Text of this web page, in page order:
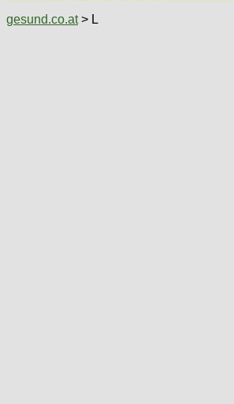
gesund.co.at> L